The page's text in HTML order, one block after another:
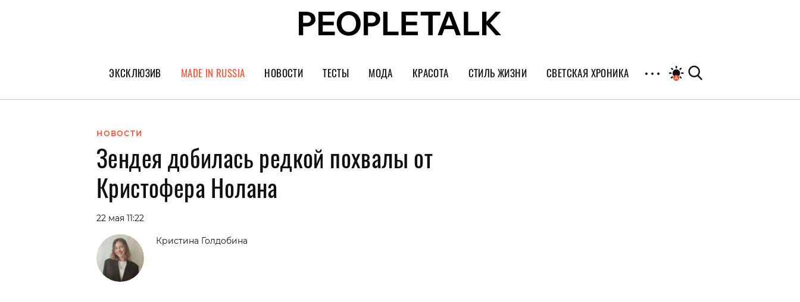
ЭКСКЛЮЗИВ
ГЕРОИ PEOPLETALK
ПОКОЛЕНИЕ
MADE IN RUSSIA НОВОСТИ ТЕСТЫ МОДА
Тренды
Украшения и часы
КРАСОТА
Уход за лицом
Парфюм
СТИЛЬ ЖИЗНИ
Культура
СВЕТСКАЯ ХРОНИКА
НОВОСТИ
Зендея добилась редкой похвалы от
Кристофера Нолана
22 мая 11:22
Кристина Голдобина